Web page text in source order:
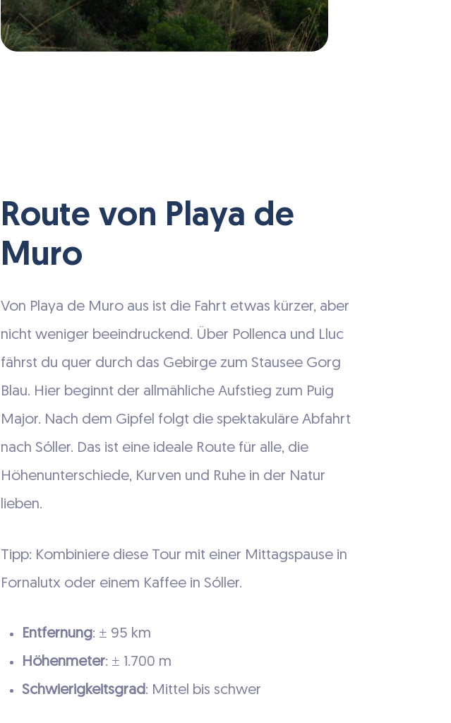
Route von Playa de
Muro
Von Playa de Muro aus ist die Fahrt etwas kürzer, aber
nicht weniger beeindruckend. Über Pollenca und Lluc
fährst du quer durch das Gebirge zum Stausee Gorg
Blau. Hier beginnt der allmähliche Aufstieg zum Puig
Major. Nach dem Gipfel folgt die spektakuläre Abfahrt
nach Sóller. Das ist eine ideale Route für alle, die
Höhenunterschiede, Kurven und Ruhe in der Natur
lieben.
Tipp: Kombiniere diese Tour mit einer Mittagspause in
Fornalutx oder einem Kaffee in Sóller.
Entfernung: ± 95 km
Höhenmeter: ± 1.700 m
Schwierigkeitsgrad: Mittel bis schwer